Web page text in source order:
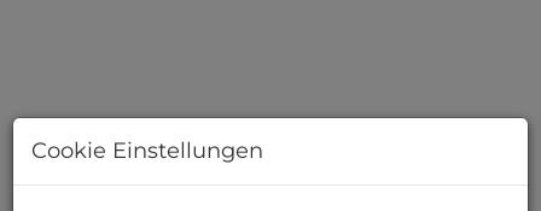
Beschreibung
Cookie Einstellungen